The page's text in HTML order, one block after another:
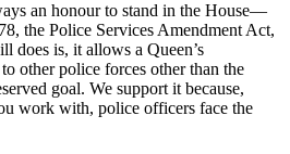
an honour to stand in the House—
the Police Services Amendment Act,
does is, it allows a Queen’s
other police forces other than the
goal. We support it because,
work with, police officers face the